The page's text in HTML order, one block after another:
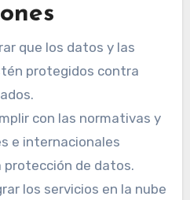
que los datos y las
protegidos contra
con las normativas y
e internacionales
protección de datos.
los servicios en la nube